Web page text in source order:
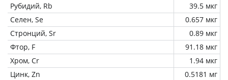
Рубидий, Rb
39.5 мкг
Селен, Se
0.657 мкг
Стронций, Sr
0.89 мкг
Фтор, F
91.18 мкг
Хром, Cr
1.94 мкг
Цинк, Zn
0.5181 мг